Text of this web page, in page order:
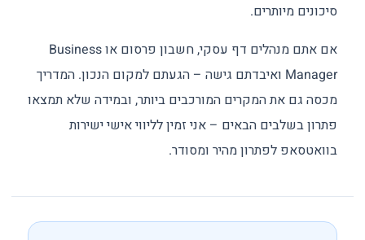
סיכונים מיותרים.
אם אתם מנהלים דף עסקי, חשבון פרסום או Business
Manager ואיבדתם גישה – הגעתם למקום הנכון. המדריך
מכסה גם את המקרים המורכבים ביותר, ובמידה שלא תמצאו
פתרון בשלבים הבאים – אני זמין לליווי אישי ישירות
בוואטסאפ לפתרון מהיר ומסודר.